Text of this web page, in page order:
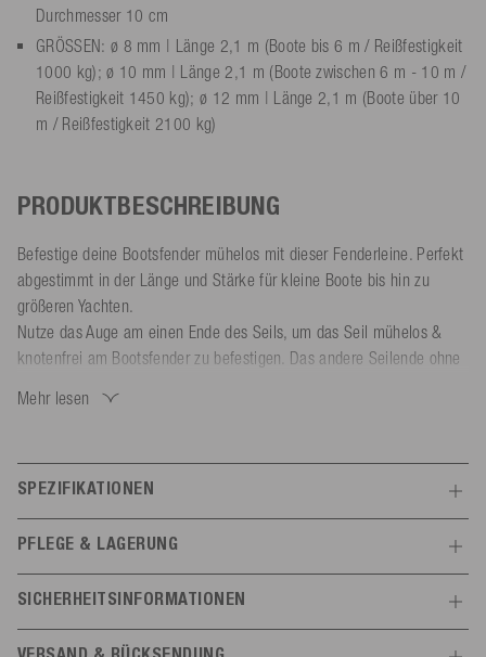
Durchmesser 10 cm
GRÖSSEN: ø 8 mm | Länge 2,1 m (Boote bis 6 m / Reißfestigkeit
1000 kg); ø 10 mm | Länge 2,1 m (Boote zwischen 6 m - 10 m /
Reißfestigkeit 1450 kg); ø 12 mm | Länge 2,1 m (Boote über 10
m / Reißfestigkeit 2100 kg)
PRODUKTBESCHREIBUNG
Befestige deine Bootsfender mühelos mit dieser Fenderleine. Perfekt
abgestimmt in der Länge und Stärke für kleine Boote bis hin zu
größeren Yachten.
Nutze das Auge am einen Ende des Seils, um das Seil mühelos &
knotenfrei am Bootsfender zu befestigen. Das andere Seilende ohne
auch an Klampen befestigt werden.
witterungsbeständig, salzwasserresistent sowie wasserabweisend. Die
weiche und glatte Oberfläche des Fenderseils vermeidet Schäden
durch Abrieb am Boot. Das Seilende ist verscheißt und vernäht für
eine erhöhte Langlebigkeit.
Fenderleine zu deinem Boot:
Durchmesser 8 mm | Länge 2,1 m (Boote bis 6 m / Reißfestigkeit
Mehr lesen
SPEZIFIKATIONEN
Farbe schwarz
PFLEGE & LAGERUNG
SICHERHEITSINFORMATIONEN
Herstellerinformationen